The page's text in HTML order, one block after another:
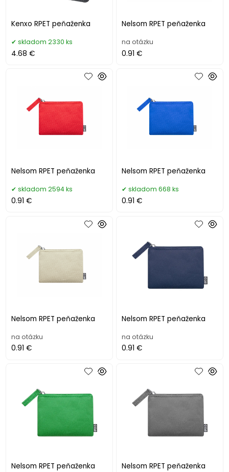
Kenxo RPET peňaženka
skladom 2330 ks
4.68 €
Nelsom RPET peňaženka
na otázku
0.91 €
Nelsom RPET peňaženka
skladom 2594 ks
0.91 €
Nelsom RPET peňaženka
skladom 668 ks
0.91 €
Nelsom RPET peňaženka
na otázku
0.91 €
Nelsom RPET peňaženka
na otázku
0.91 €
Nelsom RPET peňaženka Nelsom RPET peňaženka